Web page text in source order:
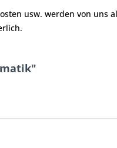
usw. werden von